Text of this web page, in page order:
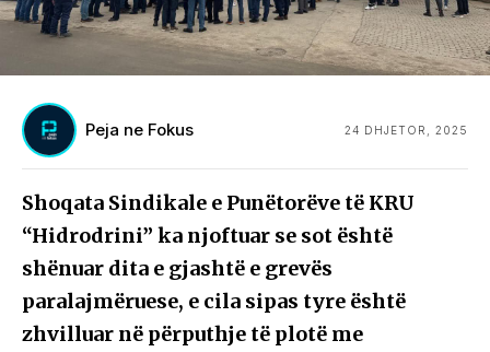
Peja ne Fokus 24 DHJETOR, 2025
Shoqata Sindikale e Punëtorëve të KRU
“Hidrodrini” ka njoftuar se sot është
shënuar dita e gjashtë e grevës
paralajmëruese, e cila sipas tyre është
zhvilluar në përputhje të plotë me